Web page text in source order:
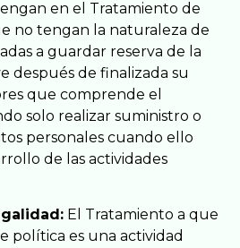
en el Tratamiento de
no tengan la naturaleza de
a guardar reserva de la
después de finalizada su
que comprende el
solo realizar suministro o
personales cuando ello
de las actividades
El Tratamiento a que
política es una actividad